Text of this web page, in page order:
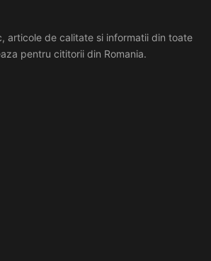
articole de calitate si informatii din toate
pentru cititorii din Romania.